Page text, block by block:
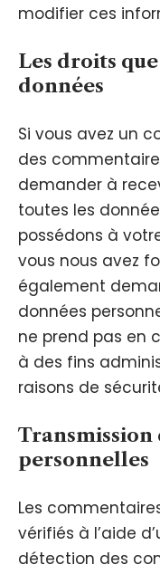
modifier ces
Les droits
données
Si vous avez un
des
demander à
toutes les
possédons à
vous nous avez
également
données
ne prend pas en
à des fins
raisons de
Transmission
personnelles
Les
vérifiés à l’aide
détection des